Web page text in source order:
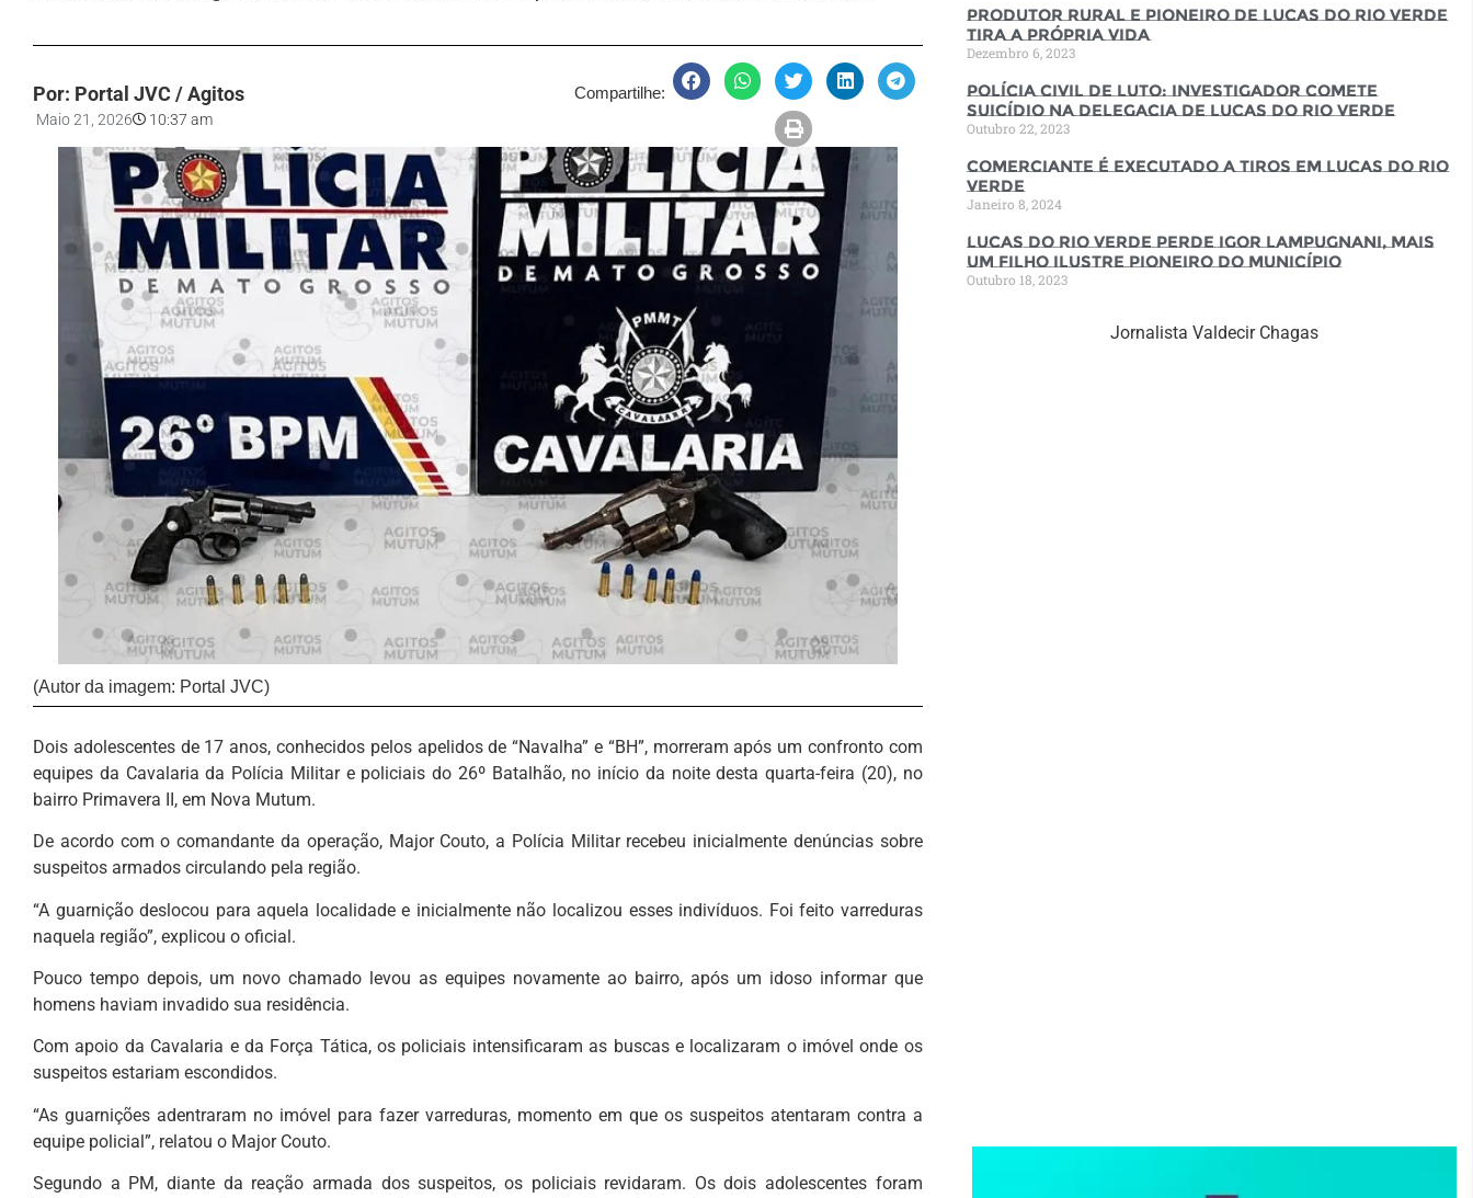
Por: Portal JVC / Agitos
Maio 21, 2026 10:37 am
Compartilhe:
(Autor da imagem: Portal JVC)
Dois adolescentes de 17 anos, conhecidos pelos apelidos de “Navalha” e “BH”, morreram após um confronto com
equipes da Cavalaria da Polícia Militar e policiais do 26º Batalhão, no início da noite desta quarta-feira (20), no
bairro Primavera II, em Nova Mutum.
De acordo com o comandante da operação, Major Couto, a Polícia Militar recebeu inicialmente denúncias sobre
suspeitos armados circulando pela região.
“A guarnição deslocou para aquela localidade e inicialmente não localizou esses indivíduos. Foi feito varreduras
naquela região”, explicou o oficial.
Pouco tempo depois, um novo chamado levou as equipes novamente ao bairro, após um idoso informar que
homens haviam invadido sua residência.
Com apoio da Cavalaria e da Força Tática, os policiais intensificaram as buscas e localizaram o imóvel onde os
suspeitos estariam escondidos.
“As guarnições adentraram no imóvel para fazer varreduras, momento em que os suspeitos atentaram contra a
equipe policial”, relatou o Major Couto.
Segundo a PM, diante da reação armada dos suspeitos, os policiais revidaram. Os dois adolescentes foram
Produtor rural e pioneiro de Lucas do Rio Verde
tira a própria vida
Dezembro 6, 2023
Polícia Civil de luto: Investigador comete
suicídio na Delegacia de Lucas do Rio Verde
Outubro 22, 2023
Comerciante é executado a tiros em Lucas do Rio
Verde
Janeiro 8, 2024
Lucas do Rio Verde perde Igor Lampugnani, mais
um filho ilustre pioneiro do município
Outubro 18, 2023
Jornalista Valdecir Chagas